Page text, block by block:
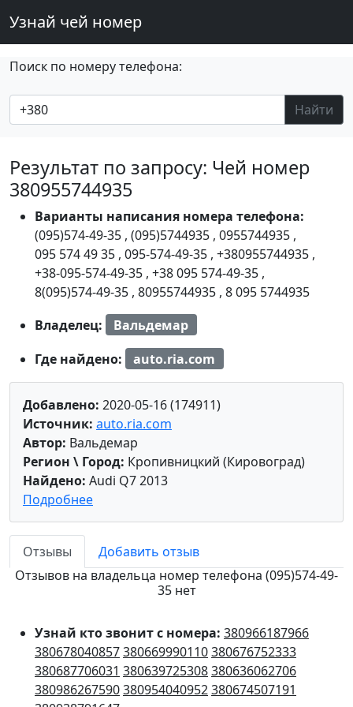
Узнай чей номер
Поиск по номеру телефона:
Найти
Результат по запросу: Чей номер
380955744935
Варианты написания номера телефона:
(095)574-49-35 , (095)5744935 , 0955744935 ,
095 574 49 35 , 095-574-49-35 , +380955744935 ,
+38-095-574-49-35 , +38 095 574-49-35 ,
8(095)574-49-35 , 80955744935 , 8 095 5744935
Владелец:
Вальдемар
Где найдено:
auto.ria.com
Добавлено: 2020-05-16 (174911)
Источник: auto.ria.com
Автор: Вальдемар
Регион \ Город: Кропивницкий (Кировоград)
Найдено: Audi Q7 2013
Подробнее
Отзывы
Добавить отзыв
Отзывов на владельца номер телефона (095)574-49-
35 нет
Узнай кто звонит с номера: 380966187966
380678040857380669990110380676752333
380687706031 380639725308380636062706
380986267590380954040952380674507191